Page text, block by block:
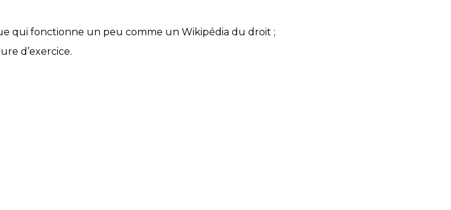
qui fonctionne un peu comme un Wikipédia du droit ;
d’exercice.